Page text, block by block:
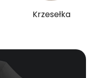
Krzesełka